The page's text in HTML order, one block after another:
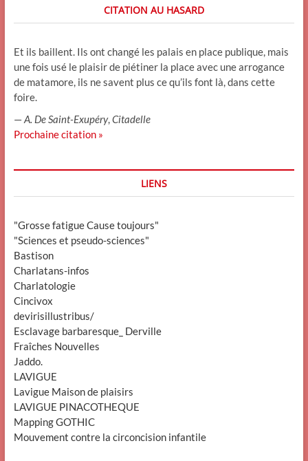
CITATION AU HASARD
Et ils baillent. Ils ont changé les palais en place publique, mais
une fois usé le plaisir de piétiner la place avec une arrogance
de matamore, ils ne savent plus ce qu’ils font là, dans cette
foire.
—A. De Saint-Exupéry, Citadelle
Prochaine citation »
LIENS
"Grosse fatigue Cause toujours"
"Sciences et pseudo-sciences"
Bastison
Charlatans-infos
Charlatologie
Cincivox
devirisillustribus/
Esclavage barbaresque_ Derville
Fraîches Nouvelles
Jaddo.
LAVIGUE
Lavigue Maison de plaisirs
LAVIGUE PINACOTHEQUE
Mapping GOTHIC
Mouvement contre la circoncision infantile